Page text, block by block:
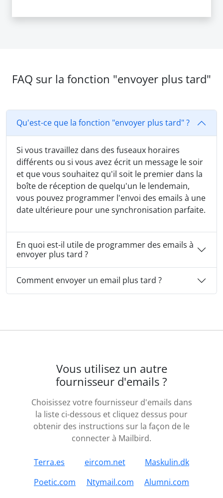
FAQ sur la fonction "envoyer plus tard"
Qu'est-ce que la fonction "envoyer plus tard" ?
Si vous travaillez dans des fuseaux horaires
différents ou si vous avez écrit un message le soir
et que vous souhaitez qu'il soit le premier dans la
boîte de réception de quelqu'un le lendemain,
vous pouvez programmer l'envoi des emails à une
date ultérieure pour une synchronisation parfaite.
En quoi est-il utile de programmer des emails à
envoyer plus tard ?
Comment envoyer un email plus tard ?
Vous utilisez un autre
fournisseur d'emails ?
Choisissez votre fournisseur d'emails dans
la liste ci-dessous et cliquez dessus pour
obtenir des instructions sur la façon de le
connecter à Mailbird.
Terra.es eircom.net
Maskulin.dk
Poetic.com
Ntymail.com
Alumni.com